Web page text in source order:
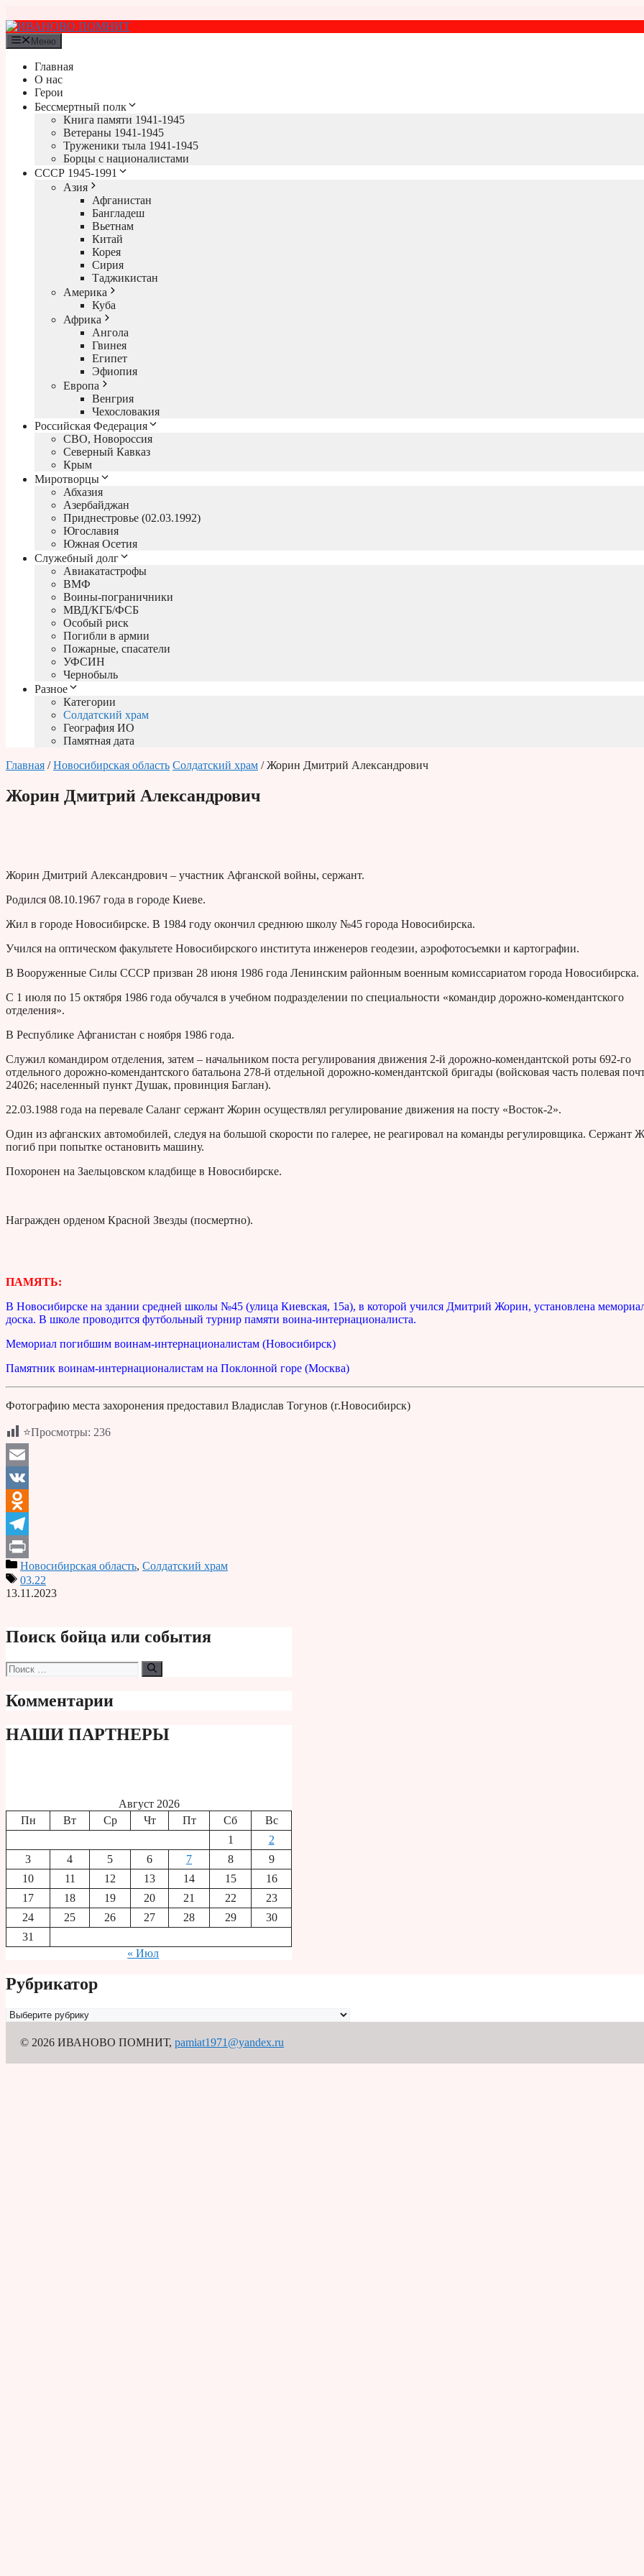
к
содержимому
Меню
Главная
О нас
Герои
Бессмертный полк
Книга памяти 1941-1945
Ветераны 1941-1945
Труженики тыла 1941-1945
Борцы с националистами
СССР 1945-1991
Азия
Афганистан
Бангладеш
Вьетнам
Китай
Корея
Сирия
Таджикистан
Америка
Куба
Африка
Ангола
Гвинея
Египет
Эфиопия
Европа
Венгрия
Чехословакия
Российская Федерация
СВО, Новороссия
Северный Кавказ
Крым
Миротворцы
Абхазия
Азербайджан
Приднестровье (02.03.1992)
Югославия
Южная Осетия
Служебный долг
Авиакатастрофы
ВМФ
Воины-пограничники
МВД/КГБ/ФСБ
Особый риск
Погибли в армии
Пожарные, спасатели
УФСИН
Чернобыль
Разное
Категории
Солдатский храм
География ИО
Памятная дата
Главная /Новосибирская область Солдатский храм / Жорин Дмитрий Александрович
Жорин Дмитрий Александрович
Жорин Дмитрий Александрович – участник Афганской войны, сержант.
Родился 08.10.1967 года в городе Киеве.
Жил в городе Новосибирске. В 1984 году окончил среднюю школу №45 города Новосибирска.
Учился на оптическом факультете Новосибирского института инженеров геодезии, аэрофотосъемки и картографии.
В Вооруженные Силы СССР призван 28 июня 1986 года Ленинским районным военным комиссариатом города Новосибирска.
С 1 июля по 15 октября 1986 года обучался в учебном подразделении по специальности «командир дорожно-комендантского
отделения».
В Республике Афганистан с ноября 1986 года.
Служил командиром отделения, затем – начальником поста регулирования движения 2-й дорожно-комендантской роты 692-го
отдельного дорожно-комендантского батальона 278-й отдельной дорожно-комендантской бригады (войсковая часть полевая
24026; населенный пункт Душак, провинция Баглан).
22.03.1988 года на перевале Саланг сержант Жорин осуществлял регулирование движения на посту «Восток-2».
Один из афганских автомобилей, следуя на большой скорости по галерее, не реагировал на команды регулировщика. Сержант
погиб при попытке остановить машину.
Похоронен на Заельцовском кладбище в Новосибирске.
Награжден орденом Красной Звезды (посмертно).
ПАМЯТЬ:
В Новосибирске на здании средней школы №45 (улица Киевская, 15а), в которой учился Дмитрий Жорин, установлена
доска. В школе проводится футбольный турнир памяти воина-интернационалиста.
Мемориал погибшим воинам-интернационалистам (Новосибирск)
Памятник воинам-интернационалистам на Поклонной горе (Москва)
Фотографию места захоронения предоставил Владислав Тогунов (г.Новосибирск)
⭐Просмотры: 236
Email
VK
Odnoklassniki
Telegram
PrintНовосибирская область, Солдатский храм
03.22
13.11.2023
Поиск бойца или события
Поиск:
Комментарии
НАШИ ПАРТНЕРЫ
Август 2026
Пн
Вт Ср Чт Пт Сб
Вс
1
2
3
4 5 6 7 8
9
10
11 12 13 14 15
16
17
18 19 20 21 22
23
24
25 26 27 28 29
30
31
« Июл
Рубрикатор
Рубрикатор
© 2026 ИВАНОВО ПОМНИТ, pamiat1971@yandex.ru